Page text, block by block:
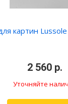
картин
2 560 р.
Уточняйте